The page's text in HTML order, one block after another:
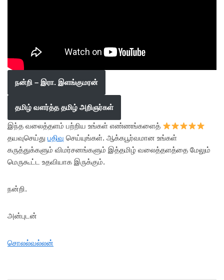
நன்றி – இரா. இளங்குமரன்
தமிழ் வளர்த்த தமிழ் அறிஞர்கள்
இந்த வலைத்தளம் பற்றிய உங்கள் எண்ணங்களைத்
தயவுசெய்து பதிவு செய்யுங்கள். ஆக்கபூர்வமான உங்கள்
கருத்துக்களும் விமர்சனங்களும் இத்தமிழ் வலைத்தளத்தை மேலும்
மெருகூட்ட உதவியாக இருக்கும்.
நன்றி.
அன்புடன்
சொலல்வல்லன்